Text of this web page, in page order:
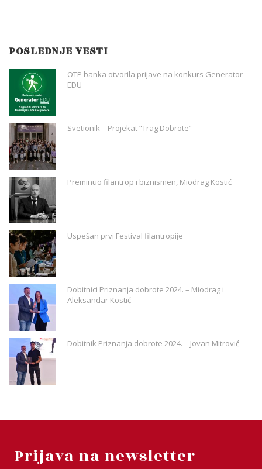
POSLEDNJE VESTI
OTP banka otvorila prijave na konkurs Generator
EDU
Svetionik – Projekat “Trag Dobrote”
Preminuo filantrop i biznismen, Miodrag Kostić
Uspešan prvi Festival filantropije
Dobitnici Priznanja dobrote 2024. – Miodrag i
Aleksandar Kostić
Dobitnik Priznanja dobrote 2024. – Jovan Mitrović
Prijava na newsletter